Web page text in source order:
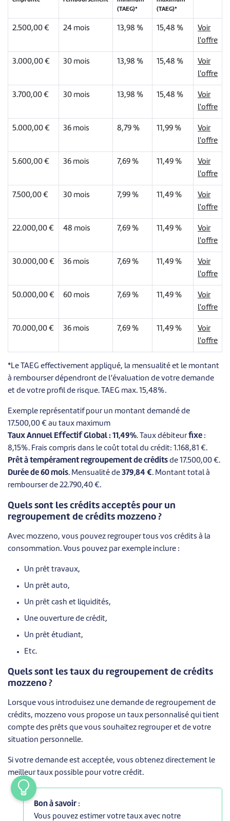
(TAEG)*
(TAEG)*
2.500,00 € 24 mois 13,98 % 15,48 %
Voir
l'offre
3.000,00 € 30 mois 13,98 % 15,48 %
Voir
l'offre
3.700,00 € 30 mois 13,98 % 15,48 %
Voir
l'offre
5.000,00 € 36 mois 8,79 % 11,99 %
Voir
l'offre
5.600,00 € 36 mois 7,69 % 11,49 %
Voir
l'offre
7.500,00 € 30 mois 7,99 % 11,49 %
Voir
l'offre
22.000,00 € 48 mois 7,69 % 11,49 %
Voir
l'offre
30.000,00 € 36 mois 7,69 % 11,49 %
Voir
l'offre
50.000,00 € 60 mois 7,69 % 11,49 %
Voir
l'offre
70.000,00 € 36 mois 7,69 % 11,49 %
Voir
l'offre
*Le TAEG effectivement appliqué, la mensualité et le montant
à rembourser dépendront de l’évaluation de votre demande
et de votre profil de risque. TAEG max. 15,48%.
Exemple représentatif pour un montant demandé de
17.500,00 € au taux maximum
Taux Annuel Effectif Global : 11,49%. Taux débiteurfixe :
8,15%. Frais compris dans le coût total du crédit: 1.168,81 €.
Prêt à tempérament regroupement de crédits de 17.500,00 €.
Durée de 60 mois. Mensualité de 379,84 €. Montant total à
rembourser de 22.790,40 €.
Quels sont les crédits acceptés pour un
regroupement de crédits mozzeno ?
Avec mozzeno, vous pouvez regrouper tous vos crédits à la
consommation. Vous pouvez par exemple inclure :
Un prêt travaux,
Un prêt auto,
Un prêt cash et liquidités,
Une ouverture de crédit,
Un prêt étudiant,
Etc.
Quels sont les taux du regroupement de crédits
mozzeno ?
Lorsque vous introduisez une demande de regroupement de
crédits, mozzeno vous propose un taux personnalisé qui tient
compte des prêts que vous souhaitez regrouper et de votre
situation personnelle.
Si votre demande est acceptée, vous obtenez directement le
meilleur taux possible pour votre crédit.
Bon à savoir :
Vous pouvez estimer votre taux avec notre